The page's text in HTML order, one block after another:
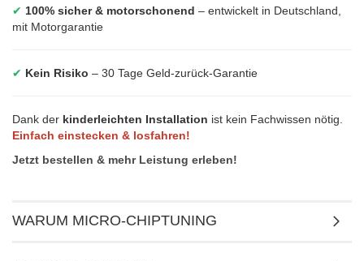
✔ 100% sicher & motorschonend – entwickelt in Deutschland,
mit Motorgarantie
✔ Kein Risiko – 30 Tage Geld-zurück-Garantie
Dank der kinderleichten Installation ist kein Fachwissen nötig.
Einfach einstecken & losfahren!
Jetzt bestellen & mehr Leistung erleben!
WARUM MICRO-CHIPTUNING